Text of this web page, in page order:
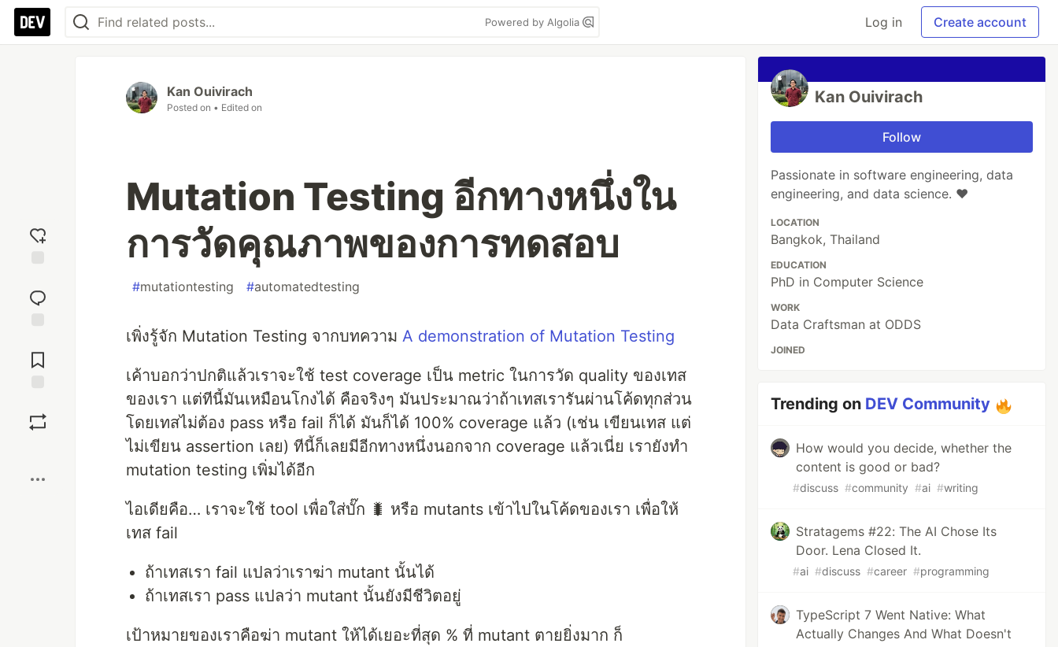
Powered by Algolia Log in Create account
reaction
Comments
Kan Ouivirach
Posted on • Edited on
Mutation Testing อีกทางหนึ่งใน
การวัดคุณภาพของการทดสอบ
#mutationtesting #automatedtesting
เพิ่งรู้จัก Mutation Testing จากบทความ A demonstration of Mutation Testing
เค้าบอกว่าปกติแล้วเราจะใช้ test coverage เป็น metric ในการวัด quality ของเทส
ของเรา แต่ทีนี้มันเหมือนโกงได้ คือจริงๆ มันประมาณว่าถ้าเทสเรารันผ่านโค้ดทุกส่วน
โดยเทสไม่ต้อง pass หรือ fail ก็ได้ มันก็ได้ 100% coverage แล้ว (เช่น เขียนเทส แต่
ไม่เขียน assertion เลย) ทีนี้ก็เลยมีอีกทางหนึ่งนอกจาก coverage แล้วเนี่ย เรายังทำ
mutation testing เพิ่มได้อีก
ไอเดียคือ… เราจะใช้ tool เพื่อใส่บั๊ก 🐛 หรือ mutants เข้าไปในโค้ดของเรา เพื่อให้
เทส fail
ถ้าเทสเรา fail แปลว่าเราฆ่า mutant นั้นได้
ถ้าเทสเรา pass แปลว่า mutant นั้นยังมีชีวิตอยู่
เป้าหมายของเราคือฆ่า mutant ให้ได้เยอะที่สุด % ที่ mutant ตายยิ่งมาก ก็
Kan Ouivirach
Follow
Passionate in software engineering, data
engineering, and data science. ♥
LOCATION
Bangkok, Thailand
EDUCATION
PhD in Computer Science
WORK
Data Craftsman at ODDS
JOINED
Trending on DEV Community
How would you decide, whether the
content is good or bad?
#discuss #community #ai #writing
Stratagems #22: The AI Chose Its
Door. Lena Closed It.
#ai #discuss #career #programming
TypeScript 7 Went Native: What
Actually Changes And What Doesn't